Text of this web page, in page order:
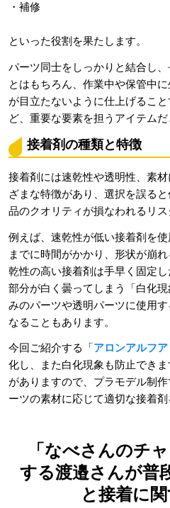
・補修
といった役割を果たします。
パーツ同士をしっかりと結合し
とはもちろん、作業中や保管中
が目立たないように仕上げるこ
ど、重要な要素を担うアイテムだ
接着剤の種類と特徴
接着剤には速乾性や透明性、素
ざまな特徴があり、選択を誤る
品のクオリティが損なわれるリス
例えば、速乾性が低い接着剤を
までに時間がかかり、形状が崩
乾性の高い接着剤は手早く固定
部分が白く曇ってしまう「白化
みのパーツや透明パーツに使用
なることもあります。
今回ご紹介する「アロンアルフア
化し、また白化現象も防止でき
がありますので、プラモデル制
ーツの素材に応じて適切な接着剤
「なべさんのチ
する渡邉さんが普
と接着に